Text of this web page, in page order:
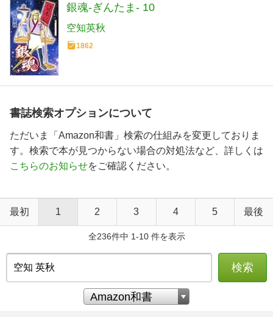
銀魂-ぎんたま- 10
空知英秋
1862
書誌検索オプションについて
ただいま「Amazon和書」検索の仕組みを変更しておりま
す。検索で本が見つからない場合の対処法など、詳しくは
こちらのお知らせをご確認ください。
最初 1 2 3 4 5 最後
全236件中 1-10 件を表示
検索